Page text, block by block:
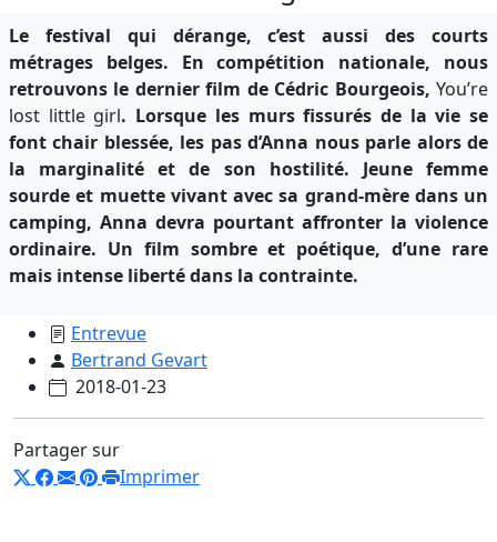
Le festival qui dérange, c’est aussi des courts
métrages belges. En compétition nationale, nous
retrouvons le dernier film de Cédric Bourgeois, You’re
lost little girl. Lorsque les murs fissurés de la vie se
font chair blessée, les pas d’Anna nous parle alors de
la marginalité et de son hostilité. Jeune femme
sourde et muette vivant avec sa grand-mère dans un
camping, Anna devra pourtant affronter la violence
ordinaire. Un film sombre et poétique, d’une rare
mais intense liberté dans la contrainte.
Entrevue
Bertrand Gevart
2018-01-23
Partager sur
Imprimer